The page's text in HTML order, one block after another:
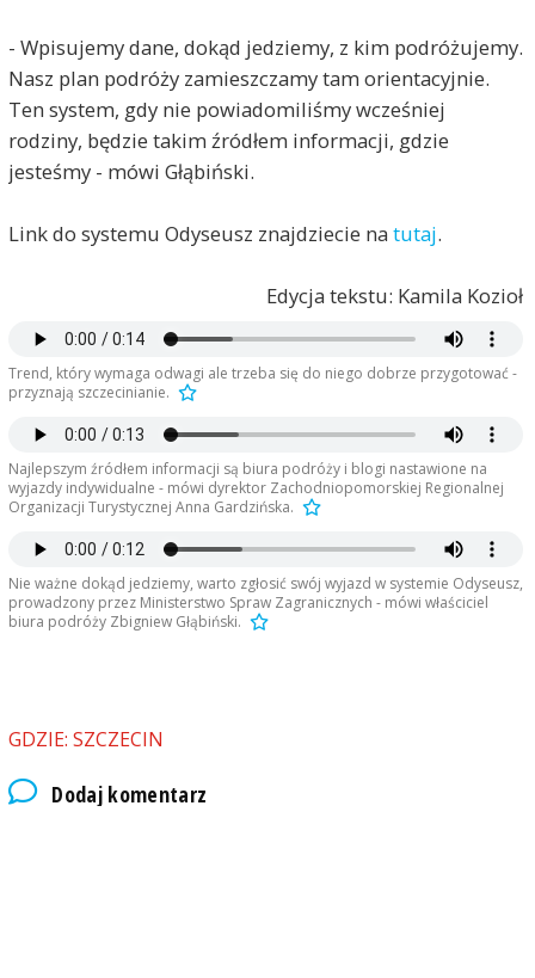
- Wpisujemy dane, dokąd jedziemy, z kim podróżujemy.
Nasz plan podróży zamieszczamy tam orientacyjnie.
Ten system, gdy nie powiadomiliśmy wcześniej
rodziny, będzie takim źródłem informacji, gdzie
jesteśmy - mówi Głąbiński.
Link do systemu Odyseusz znajdziecie na tutaj.
Edycja tekstu: Kamila Kozioł
Trend, który wymaga odwagi ale trzeba się do niego dobrze przygotować -
przyznają szczecinianie.
Najlepszym źródłem informacji są biura podróży i blogi nastawione na
wyjazdy indywidualne - mówi dyrektor Zachodniopomorskiej Regionalnej
Organizacji Turystycznej Anna Gardzińska.
Nie ważne dokąd jedziemy, warto zgłosić swój wyjazd w systemie Odyseusz,
prowadzony przez Ministerstwo Spraw Zagranicznych - mówi właściciel
biura podróży Zbigniew Głąbiński.
GDZIE: SZCZECIN
Dodaj komentarz